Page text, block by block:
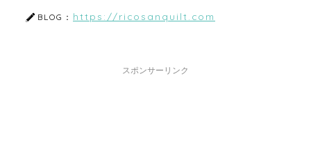
BLOG： https://ricosanquilt.com
スポンサーリンク